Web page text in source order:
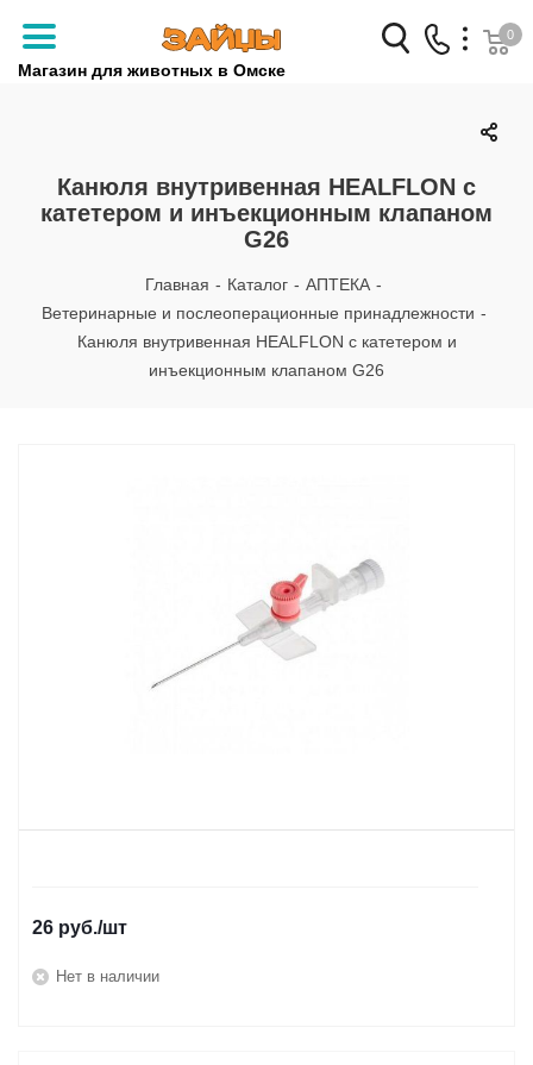
Магазин для животных в Омске
Заказать звонок
+7 (3812) 79-04-04
+7 (950) 959-88-32
0
Канюля внутривенная HEALFLON с
катетером и инъекционным клапаном
G26
Главная - Каталог - АПТЕКА -
Ветеринарные и послеоперационные принадлежности -
Канюля внутривенная HEALFLON с катетером и
инъекционным клапаном G26
26 руб./шт
Нет в наличии